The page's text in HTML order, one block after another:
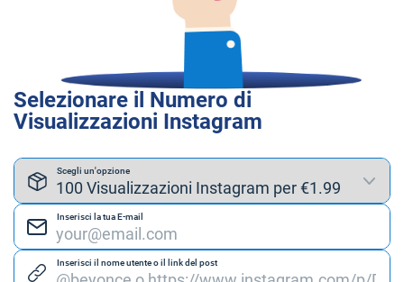
Selezionare il Numero di
Visualizzazioni Instagram
Scegli un'opzione
Inserisci la tua E-mail
Inserisci il nome utente o il link del post